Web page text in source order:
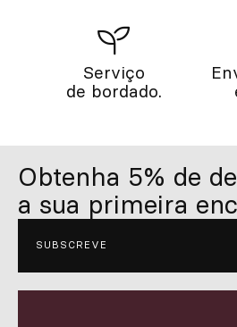
Serviço
de bordado.
Obtenha 5% de
a sua primeira
SUBSCREVE